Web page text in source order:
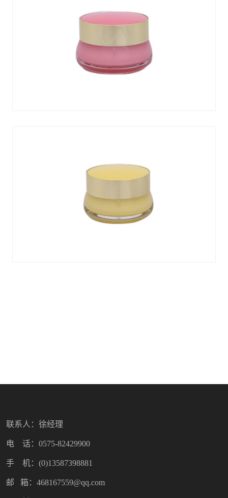
联系人：徐经理
电 话：0575-82429900
手 机：(0)13587398881
邮 箱：468167559@qq.com